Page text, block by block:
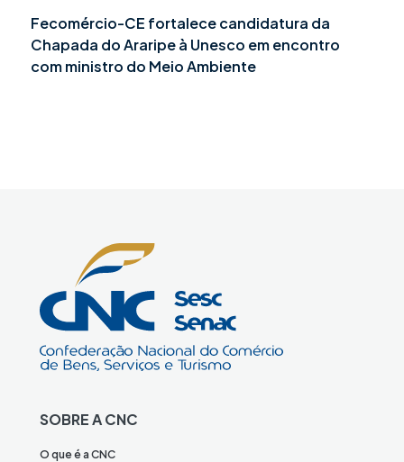
Fecomércio-CE fortalece candidatura da
Chapada do Araripe à Unesco em encontro
com ministro do Meio Ambiente
SOBRE A CNC
O que é a CNC